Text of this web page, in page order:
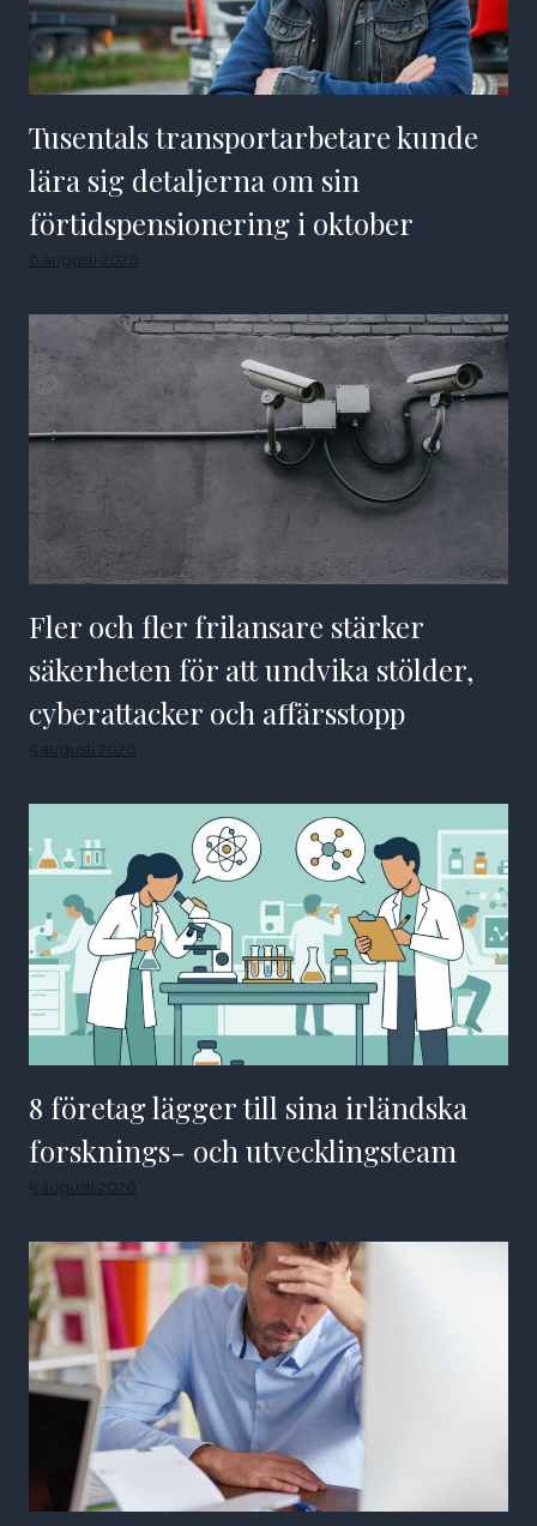
Tusentals transportarbetare kunde
lära sig detaljerna om sin
förtidspensionering i oktober
6 augusti 2026
Fler och fler frilansare stärker
säkerheten för att undvika stölder,
cyberattacker och affärsstopp
5 augusti 2026
8 företag lägger till sina irländska
forsknings- och utvecklingsteam
5 augusti 2026